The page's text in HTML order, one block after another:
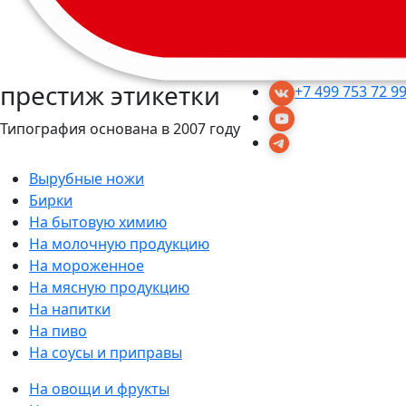
престиж этикетки
Типография основана в 2007 году
+7 499 753 72 99
Вырубные ножи
Бирки
На бытовую химию
На молочную продукцию
На мороженное
На мясную продукцию
На напитки
На пиво
На соусы и приправы
На овощи и фрукты